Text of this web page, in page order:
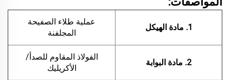
1. مادة الهيكل
عملية طلاء الصفيحة
المجلفنة
2. مادة البوابة
الفولاذ المقاوم للصدأ/
الأكريليك